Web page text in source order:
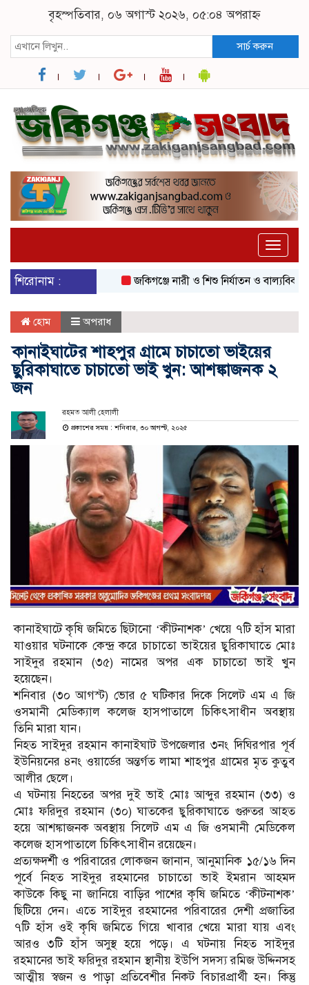
বৃহস্পতিবার, ০৬ অগাস্ট ২০২৬, ০৫:০৪ অপরাহ্ন
সার্চ করুন
Toggle
শিরোনাম :
জকিগঞ্জে নারী ও শিশু নির্যাতন ও বাল্যবিবাহ
হোম অপরাধ
কানাইঘাটের শাহপুর গ্রামে চাচাতো ভাইয়ের
ছুরিকাঘাতে চাচাতো ভাই খুন: আশঙ্কাজনক ২
জন
রহমত আলী হেলালী
প্রকাশের সময় : শনিবার, ৩০ আগস্ট, ২০২৫
কানাইঘাটে কৃষি জমিতে ছিটানো ‘কীটনাশক’ খেয়ে ৭টি হাঁস মারা
যাওয়ার ঘটনাকে কেন্দ্র করে চাচাতো ভাইয়ের ছুরিকাঘাতে মোঃ
সাইদুর রহমান (৩৫) নামের অপর এক চাচাতো ভাই খুন
হয়েছেন।
শনিবার (৩০ আগস্ট) ভোর ৫ ঘটিকার দিকে সিলেট এম এ জি
ওসমানী মেডিক্যাল কলেজ হাসপাতালে চিকিৎসাধীন অবস্থায়
তিনি মারা যান।
নিহত সাইদুর রহমান কানাইঘাট উপজেলার ৩নং দিঘিরপার পূর্ব
ইউনিয়নের ৪নং ওয়ার্ডের অন্তর্গত লামা শাহপুর গ্রামের মৃত কুতুব
আলীর ছেলে।
এ ঘটনায় নিহতের অপর দুই ভাই মোঃ আব্দুর রহমান (৩৩) ও
মোঃ ফরিদুর রহমান (৩০) ঘাতকের ছুরিকাঘাতে গুরুতর আহত
হয়ে আশঙ্কাজনক অবস্থায় সিলেট এম এ জি ওসমানী মেডিকেল
কলেজ হাসপাতালে চিকিৎসাধীন রয়েছেন।
প্রত্যক্ষদর্শী ও পরিবারের লোকজন জানান, আনুমানিক ১৫/১৬ দিন
পূর্বে নিহত সাইদুর রহমানের চাচাতো ভাই ইমরান আহমদ
কাউকে কিছু না জানিয়ে বাড়ির পাশের কৃষি জমিতে ‘কীটনাশক’
ছিটিয়ে দেন। এতে সাইদুর রহমানের পরিবারের দেশী প্রজাতির
৭টি হাঁস ওই কৃষি জমিতে গিয়ে খাবার খেয়ে মারা যায় এবং
আরও ৩টি হাঁস অসুস্থ হয়ে পড়ে। এ ঘটনায় নিহত সাইদুর
রহমানের ভাই ফরিদুর রহমান স্থানীয় ইউপি সদস্য রমিজ উদ্দিনসহ
আত্মীয় স্বজন ও পাড়া প্রতিবেশীর নিকট বিচারপ্রার্থী হন। কিন্তু